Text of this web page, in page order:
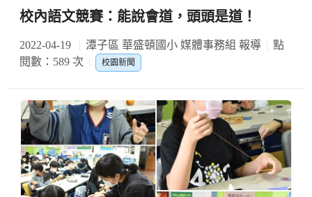
校內語文競賽：能說會道，頭頭是道！
2022-04-19 潭子區 華盛頓國小 媒體事務組 報導
點
閱數：589 次
校園新聞